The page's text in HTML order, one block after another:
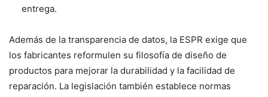
entrega.
Además de la transparencia de datos, la ESPR exige que
los fabricantes reformulen su filosofía de diseño de
productos para mejorar la durabilidad y la facilidad de
reparación. La legislación también establece normas